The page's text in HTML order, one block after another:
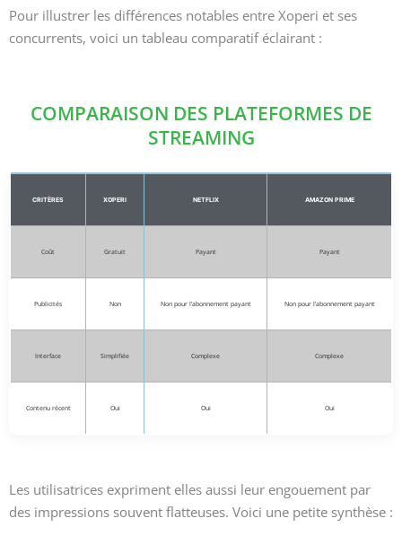
Pour illustrer les différences notables entre Xoperi et ses
concurrents, voici un tableau comparatif éclairant :
COMPARAISON DES PLATEFORMES DE
STREAMING
CRITÈRES XOPERI NETFLIX AMAZON PRIME
Coût Gratuit Payant Payant
Publicités Non Non pour l’abonnement payant Non pour l’abonnement payant
Interface Simplifiée Complexe Complexe
Contenu récent Oui Oui Oui
Les utilisatrices expriment elles aussi leur engouement par
des impressions souvent flatteuses. Voici une petite synthèse :